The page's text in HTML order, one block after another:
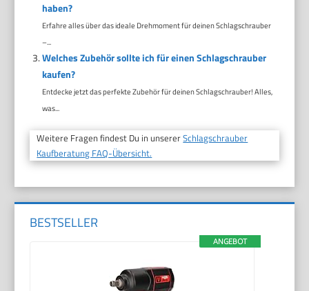
haben?
Erfahre alles über das ideale Drehmoment für deinen Schlagschrauber
–...
Welches Zubehör sollte ich für einen Schlagschrauber
kaufen?
Entdecke jetzt das perfekte Zubehör für deinen Schlagschrauber! Alles,
was...
Weitere Fragen findest Du in unsererSchlagschrauber
Kaufberatung FAQ-Übersicht.
BESTSELLER
ANGEBOT